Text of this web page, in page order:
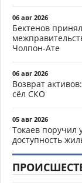
06 авг 2026
Бектенов
Чолпон-Ате
06 авг 2026
Возврат
сёл СКО
05 авг 2026
Токаев поручил
доступность